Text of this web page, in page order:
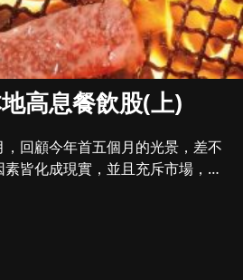
高息餐飲股(上)
回顧今年首五個月的光景，差不
皆化成現實，並且充斥市場，不